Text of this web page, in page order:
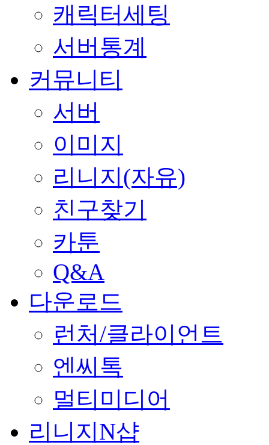
캐릭터세팅
서버통계
커뮤니티
서버
이미지
리니지(자유)
친구찾기
카툰
Q&A
다운로드
런처/클라이언트
엔씨톡
멀티미디어
리니지N샵